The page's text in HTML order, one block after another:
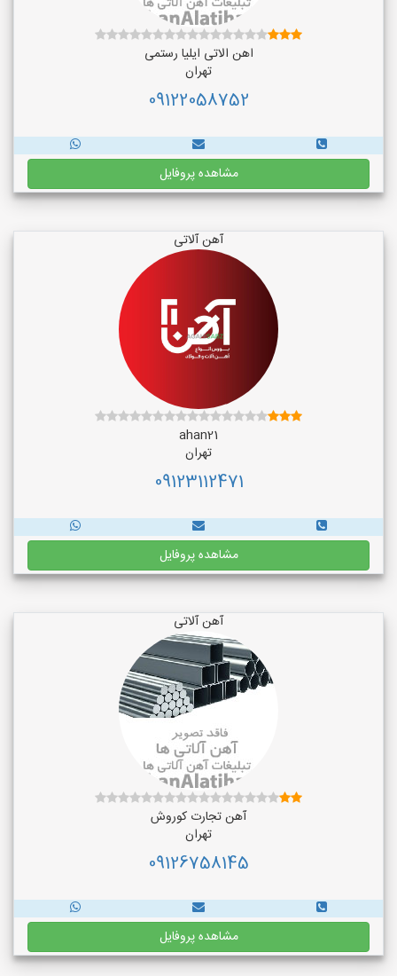
اهن الاتی ایلیا رستمی
تهران
09122058752
مشاهده پروفایل
آهن آلاتی
ahan21
تهران
09123112471
مشاهده پروفایل
آهن آلاتی
آهن تجارت کوروش
تهران
09126758145
مشاهده پروفایل